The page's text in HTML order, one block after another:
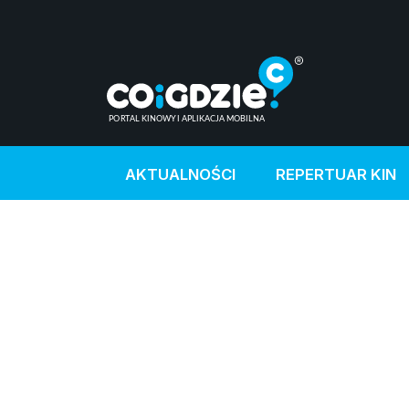
AKTUALNOŚCI REPERTUAR KIN